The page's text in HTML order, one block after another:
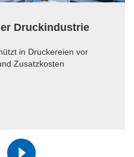
Druckindustrie
in Druckereien vor
Zusatzkosten